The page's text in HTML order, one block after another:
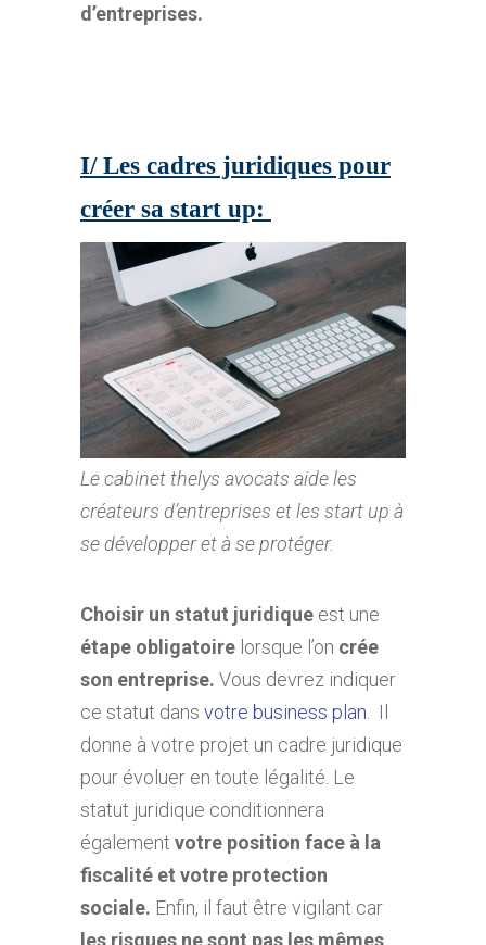
d’entreprises.
I/ Les cadres juridiques pour
créer sa start up:
Le cabinet thelys avocats aide les
créateurs d’entreprises et les start up à
se développer et à se protéger.
Choisir un statut juridique est une
étape obligatoire lorsque l’on crée
son entreprise. Vous devrez indiquer
ce statut dans votre business plan . Il
donne à votre projet un cadre juridique
pour évoluer en toute légalité. Le
statut juridique conditionnera
également votre position face à la
fiscalité et votre protection
sociale. Enfin, il faut être vigilant car
les risques ne sont pas les mêmes